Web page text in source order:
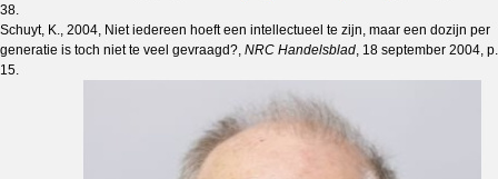
38.
Schuyt, K., 2004, Niet iedereen hoeft een intellectueel te zijn, maar een dozijn per
generatie is toch niet te veel gevraagd?, NRC Handelsblad, 18 september 2004, p.
15.